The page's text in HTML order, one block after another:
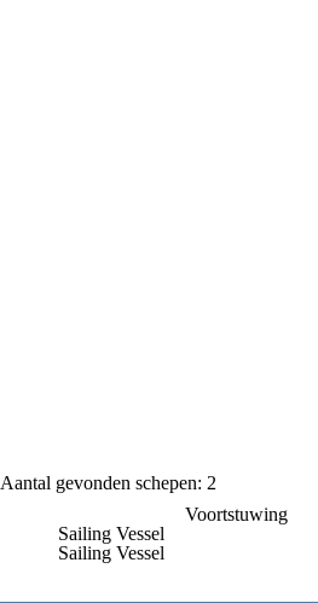
Aantal gevonden schepen: 2
Voortstuwing
Sailing Vessel
Sailing Vessel